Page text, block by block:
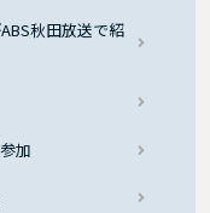
秋田放送で紹
加